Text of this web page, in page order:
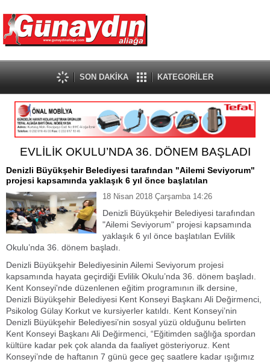
SON DAKİKA KATEGORİLER
EVLİLİK OKULU’NDA 36. DÖNEM BAŞLADI
Denizli Büyükşehir Belediyesi tarafından "Ailemi Seviyorum"
projesi kapsamında yaklaşık 6 yıl önce başlatılan
18 Nisan 2018 Çarşamba 14:26
Denizli Büyükşehir Belediyesi tarafından
"Ailemi Seviyorum" projesi kapsamında
yaklaşık 6 yıl önce başlatılan Evlilik
Okulu’nda 36. dönem başladı.
Denizli Büyükşehir Belediyesinin Ailemi Seviyorum projesi
kapsamında hayata geçirdiği Evlilik Okulu’nda 36. dönem başladı.
Kent Konseyi'nde düzenlenen eğitim programının ilk dersine,
Denizli Büyükşehir Belediyesi Kent Konseyi Başkanı Ali Değirmenci,
Psikolog Gülay Korkut ve kursiyerler katıldı. Kent Konseyi’nin
Denizli Büyükşehir Belediyesi’nin sosyal yüzü olduğunu belirten
Kent Konseyi Başkanı Ali Değirmenci, “Eğitimden sağlığa spordan
kültüre kadar pek çok alanda da faaliyet gösteriyoruz. Kent
Konseyi’nde de haftanın 7 günü gece geç saatlere kadar ışığımız